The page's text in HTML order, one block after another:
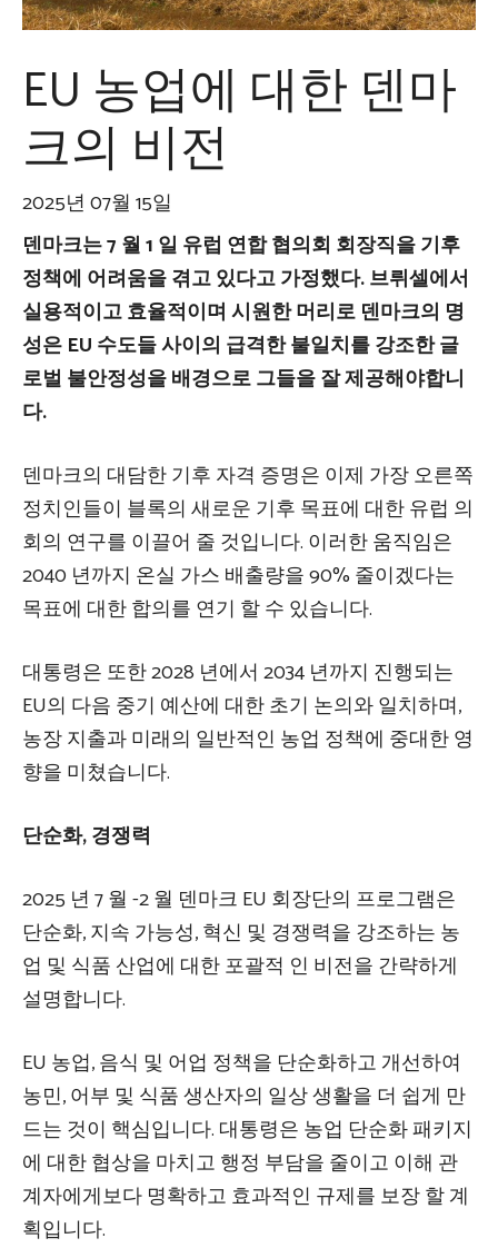
EU 농업에 대한 덴마
크의 비전
2025년 07월 15일
덴마크는 7 월 1 일 유럽 연합 협의회 회장직을 기후
정책에 어려움을 겪고 있다고 가정했다. 브뤼셀에서
실용적이고 효율적이며 시원한 머리로 덴마크의 명
성은 EU 수도들 사이의 급격한 불일치를 강조한 글
로벌 불안정성을 배경으로 그들을 잘 제공해야합니
다.
덴마크의 대담한 기후 자격 증명은 이제 가장 오른쪽
정치인들이 블록의 새로운 기후 목표에 대한 유럽 의
회의 연구를 이끌어 줄 것입니다. 이러한 움직임은
2040 년까지 온실 가스 배출량을 90% 줄이겠다는
목표에 대한 합의를 연기 할 수 있습니다.
대통령은 또한 2028 년에서 2034 년까지 진행되는
EU의 다음 중기 예산에 대한 초기 논의와 일치하며,
농장 지출과 미래의 일반적인 농업 정책에 중대한 영
향을 미쳤습니다.
단순화, 경쟁력
2025 년 7 월 -2 월 덴마크 EU 회장단의 프로그램은
단순화, 지속 가능성, 혁신 및 경쟁력을 강조하는 농
업 및 식품 산업에 대한 포괄적 인 비전을 간략하게
설명합니다.
EU 농업, 음식 및 어업 정책을 단순화하고 개선하여
농민, 어부 및 식품 생산자의 일상 생활을 더 쉽게 만
드는 것이 핵심입니다. 대통령은 농업 단순화 패키지
에 대한 협상을 마치고 행정 부담을 줄이고 이해 관
계자에게보다 명확하고 효과적인 규제를 보장 할 계
획입니다.